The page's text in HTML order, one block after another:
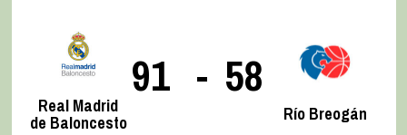
Real Madrid
de Baloncesto
91 - 58
Río Breogán